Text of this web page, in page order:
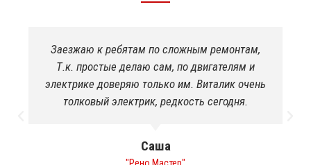
по сложным ремонтам,
делаю сам, по двигателям и
только им. Виталик очень
редкость сегодня.
Якісно
потрібно було!
щоб шеф